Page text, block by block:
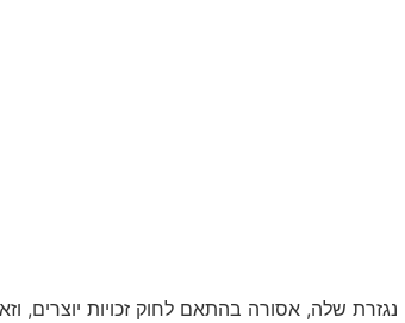
שלה, אסורה בהתאם לחוק זכויות יוצרים,